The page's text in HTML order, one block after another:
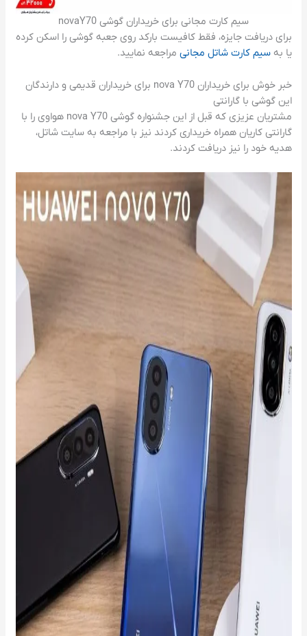
سیم کارت مجانی برای خریداران گوشی novaY70
برای دریافت جایزه، فقط کافیست بارکد روی جعبه گوشی را اسکن کرده
یا بهسیم کارت شاتل مجانی مراجعه نمایید.
خبر خوش برای خریداران nova Y70 برای خریداران قدیمی و دارندگان
این گوشی با گارانتی
مشتریان عزیزی که قبل از این جشنواره گوشی nova Y70 هواوی را با
گارانتی کاریان همراه خریداری کردند نیز با مراجعه به سایت شاتل،
هدیه خود را نیز دریافت کردند.